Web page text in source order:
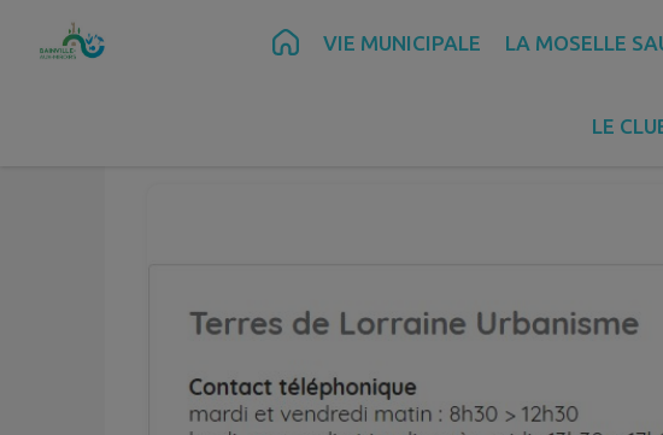
Contenu Recherche Pied de page
VIE MUNICIPALE LA MOSELLE
LE